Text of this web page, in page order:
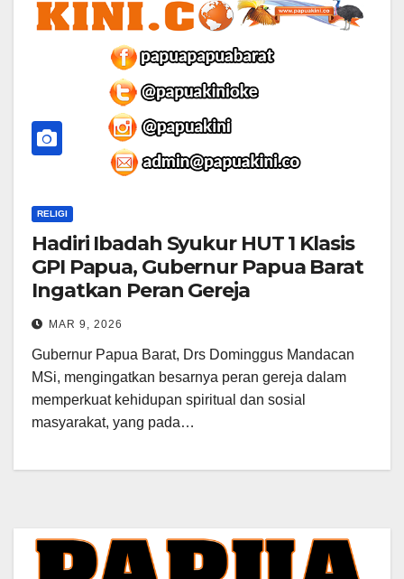
RELIGI
Hadiri Ibadah Syukur HUT 1 Klasis
GPI Papua, Gubernur Papua Barat
Ingatkan Peran Gereja
MAR 9, 2026
Gubernur Papua Barat, Drs Dominggus Mandacan
MSi, mengingatkan besarnya peran gereja dalam
memperkuat kehidupan spiritual dan sosial
masyarakat, yang pada…